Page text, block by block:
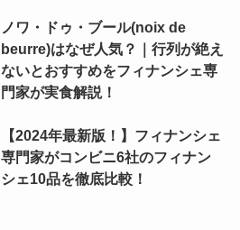
ノワ・ドゥ・ブール(noix de
beurre)はなぜ人気？｜行列が絶え
ないとおすすめをフィナンシェ専
門家が実食解説！
【2024年最新版！】フィナンシェ
専門家がコンビニ6社のフィナン
シェ10品を徹底比較！